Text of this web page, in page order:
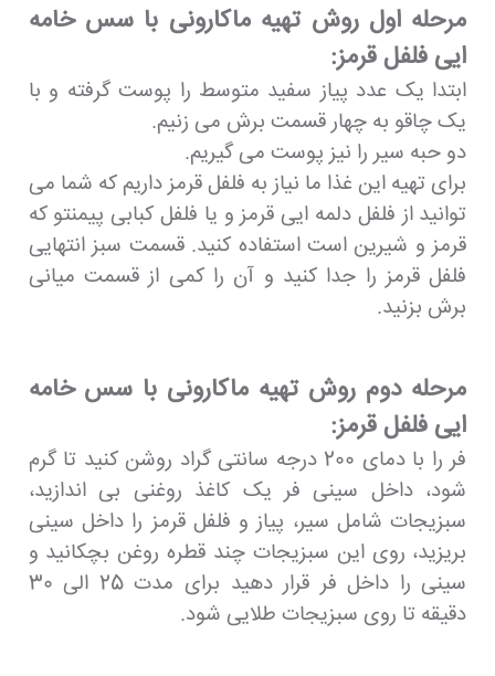
مرحله اول روش تهیه ماکارونی با سس خامه
ایی فلفل قرمز:
ابتدا یک عدد پیاز سفید متوسط را پوست گرفته و با
یک چاقو به چهار قسمت برش می زنیم.
دو حبه سیر را نیز پوست می گیریم.
برای تهیه این غذا ما نیاز به فلفل قرمز داریم که شما می
توانید از فلفل دلمه ایی قرمز و یا فلفل کبابی پیمنتو که
قرمز و شیرین است استفاده کنید. قسمت سبز انتهایی
فلفل قرمز را جدا کنید و آن را کمی از قسمت میانی
برش بزنید.
مرحله دوم روش تهیه ماکارونی با سس خامه
ایی فلفل قرمز:
فر را با دمای 200 درجه سانتی گراد روشن کنید تا گرم
شود، داخل سینی فر یک کاغذ روغنی بی اندازید،
سبزیجات شامل سیر، پیاز و فلفل قرمز را داخل سینی
بریزید، روی این سبزیجات چند قطره روغن بچکانید و
سینی را داخل فر قرار دهید برای مدت 25 الی 30
دقیقه تا روی سبزیجات طلایی شود.